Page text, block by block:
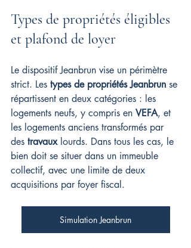
Types de propriétés éligibles
et plafond de loyer
Le dispositif Jeanbrun vise un périmètre
strict. Les types de propriétés Jeanbrun se
répartissent en deux catégories : les
logements neufs, y compris en VEFA, et
les logements anciens transformés par
des travaux lourds. Dans tous les cas, le
bien doit se situer dans un immeuble
collectif, avec une limite de deux
acquisitions par foyer fiscal.
Simulation Jeanbrun